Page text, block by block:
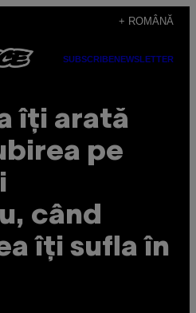
+ ROMÂNĂ
SUBSCRIBENEWSLETTER
îți arată
pe
când
îți sufla în